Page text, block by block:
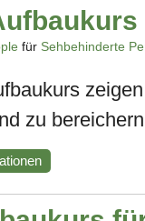
kompakt
–
Dein
mehr
für Sehbehinderte
zu
zum
Kurs
"iPhone
Aufbaukurs